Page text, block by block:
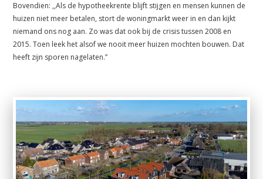
Bovendien: ,,Als de hypotheekrente blijft stijgen en mensen kunnen de
huizen niet meer betalen, stort de woningmarkt weer in en dan kijkt
niemand ons nog aan. Zo was dat ook bij de crisis tussen 2008 en
2015. Toen leek het alsof we nooit meer huizen mochten bouwen. Dat
heeft zijn sporen nagelaten.”